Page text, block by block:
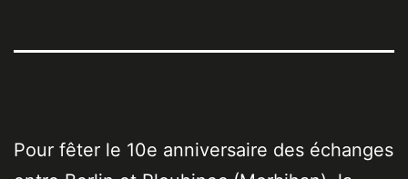
Pour fêter le 10e anniversaire des échanges